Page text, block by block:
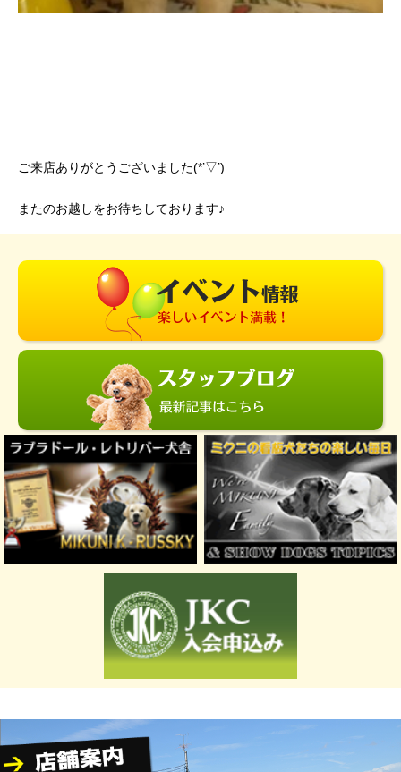
ご来店ありがとうございました(*’▽’)
またのお越しをお待ちしております♪